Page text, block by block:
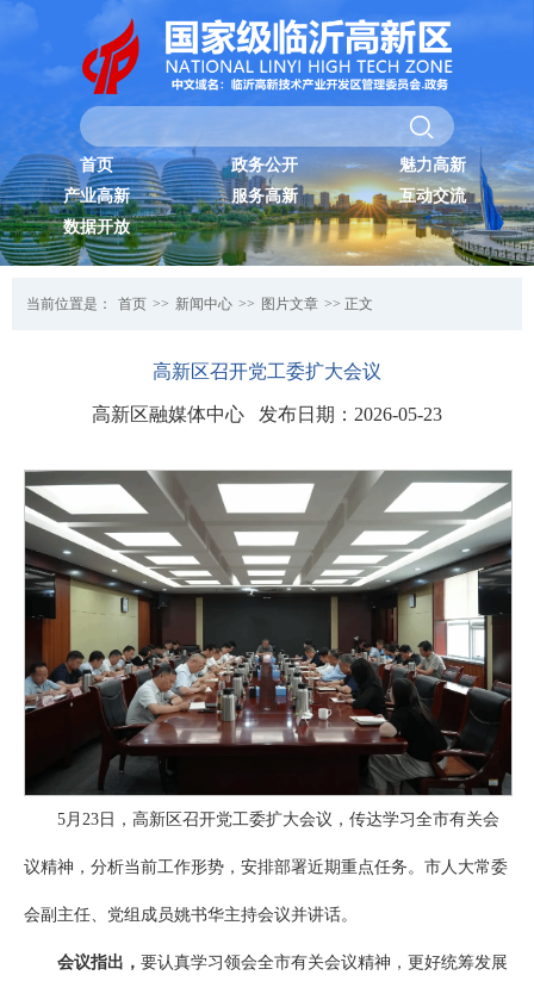
首页 政务公开
魅力高新
产业高新
服务高新
互动交流
数据开放
当前位置是： 首页 >> 新闻中心 >> 图片文章 >> 正文
高新区召开党工委扩大会议
高新区融媒体中心 发布日期：2026-05-23
5月23日，高新区召开党工委扩大会议，传达学习全市有关会
议精神，分析当前工作形势，安排部署近期重点任务。市人大常委
会副主任、党组成员姚书华主持会议并讲话。
会议指出， 要认真学习领会全市有关会议精神，更好统筹发展